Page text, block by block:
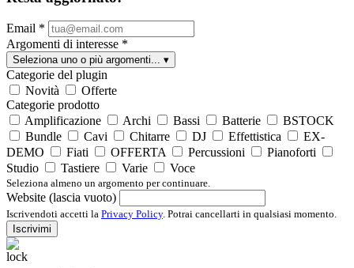
Email *
Argomenti di interesse *
Seleziona uno o più argomenti... ▾
Categorie del plugin
Novità
Offerte
Categorie prodotto
Amplificazione
Archi Bassi Batterie
BSTOCK
Bundle
Cavi Chitarre DJ Effettistica
EX-
DEMO
Fiati OFFERTA Percussioni
Pianoforti
Studio
Tastiere Varie Voce
Seleziona almeno un argomento per continuare.
Website (lascia vuoto)
Iscrivendoti accetti la Privacy Policy. Potrai cancellarti in qualsiasi momento.
Iscrivimi